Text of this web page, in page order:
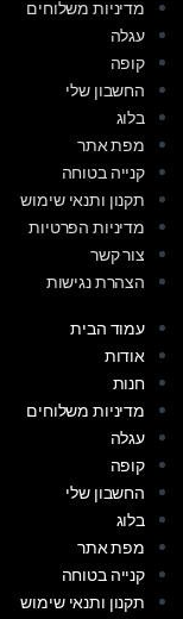
מדיניות משלוחים
עגלה
קופה
החשבון שלי
בלוג
מפת אתר
קנייה בטוחה
תקנון ותנאי שימוש
מדיניות הפרטיות
צור קשר
הצהרת נגישות
עמוד הבית
אודות
חנות
מדיניות משלוחים
עגלה
קופה
החשבון שלי
בלוג
מפת אתר
קנייה בטוחה
תקנון ותנאי שימוש